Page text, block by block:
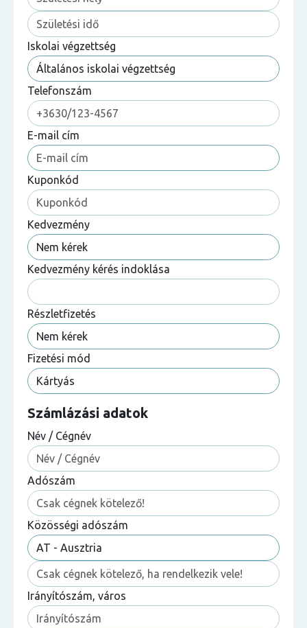
Iskolai végzettség
Telefonszám
E-mail cím
Kuponkód
Kedvezmény
Kedvezmény kérés indoklása
Részletfizetés
Fizetési mód
Számlázási adatok
Név / Cégnév
Adószám
Közösségi adószám
Irányítószám, város